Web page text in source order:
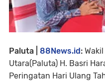
Paluta | 88News.id:
Utara(Paluta) H. Basri
Peringatan Hari Ulang